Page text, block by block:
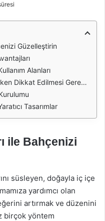
Güzelleştirin
Alanları
Dikkat Edilmesi Gerekenler
Tasarımlar
ile Bahçenizi
süsleyen, doğayla iç içe
yardımcı olan
artırmak ve düzenini
birçok yöntem